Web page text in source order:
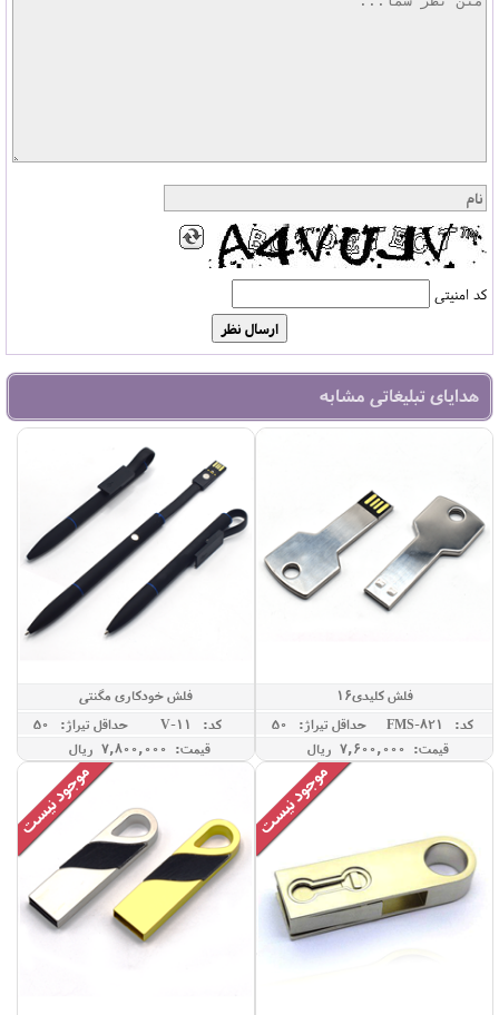
کد امنیتی
هدایای تبلیغاتی مشابه
فلش کلیدی16
کد: FMS-821
حداقل تيراژ: 50
قیمت: 7,600,000 ريال
فلش خودکاری مگنتی
کد: V-11
حداقل تيراژ: 50
قیمت: 7,800,000 ريال